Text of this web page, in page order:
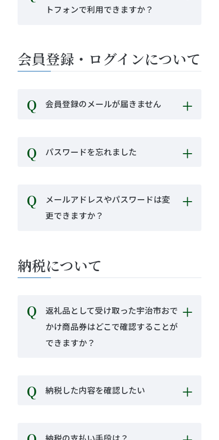
トフォンで利用できますか？
会員登録・ログインについて
会員登録のメールが届きません
パスワードを忘れました
メールアドレスやパスワードは変
更できますか？
納税について
返礼品として受け取った宇治市おで
かけ商品券はどこで確認することが
できますか？
納税した内容を確認したい